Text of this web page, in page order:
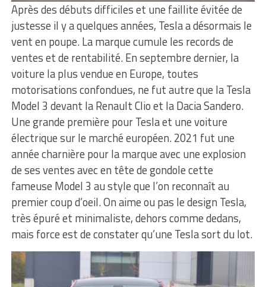
Après des débuts difficiles et une faillite évitée de
justesse il y a quelques années, Tesla a désormais le
vent en poupe. La marque cumule les records de
ventes et de rentabilité. En septembre dernier, la
voiture la plus vendue en Europe, toutes
motorisations confondues, ne fut autre que la Tesla
Model 3 devant la Renault Clio et la Dacia Sandero.
Une grande première pour Tesla et une voiture
électrique sur le marché européen. 2021 fut une
année charnière pour la marque avec une explosion
de ses ventes avec en tête de gondole cette
fameuse Model 3 au style que l’on reconnaît au
premier coup d’oeil. On aime ou pas le design Tesla,
très épuré et minimaliste, dehors comme dedans,
mais force est de constater qu’une Tesla sort du lot.